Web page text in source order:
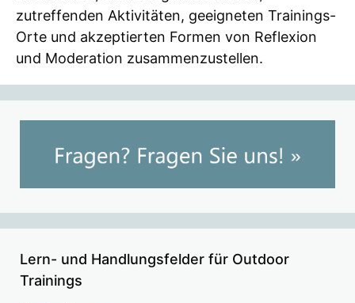
zutreffenden Aktivitäten, geeigneten Trainings-
Orte und akzeptierten Formen von Reflexion
und Moderation zusammenzustellen.
Lern- und Handlungsfelder für Outdoor
Trainings